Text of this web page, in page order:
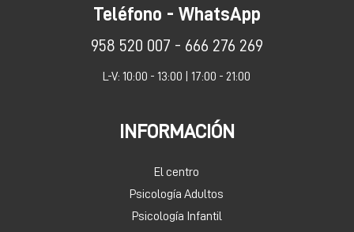
Teléfono - WhatsApp
958 520 007 - 666 276 269
L-V: 10:00 - 13:00 | 17:00 - 21:00
INFORMACIÓN
El centro
Psicología Adultos
Psicología Infantil